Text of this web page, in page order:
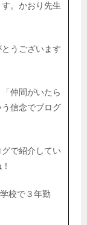
。かおり先生
うございます
仲間がいたら
信念でブログ
で紹介してい
校で３年勤